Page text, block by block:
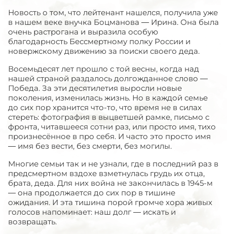
Новость о том, что лейтенант нашелся, получила уже
в нашем веке внучка Боцманова — Ирина. Она была
очень растрогана и выразила особую
благодарность Бессмертному полку России и
новержскому движению за поиски своего деда.
Восемьдесят лет прошло с той весны, когда над
нашей страной раздалось долгожданное слово —
Победа. За эти десятилетия выросли новые
поколения, изменилась жизнь. Но в каждой семье
до сих пор хранится что-то, что время не в силах
стереть: фотография в выцветшей рамке, письмо с
фронта, читавшееся сотни раз, или просто имя, тихо
произнесённое в про себя. И часто это просто имя
— имя без вести, без смерти, без могилы.
Многие семьи так и не узнали, где в последний раз в
предсмертном вздохе взметнулась грудь их отца,
брата, деда. Для них война не закончилась в 1945-м
— она продолжается до сих пор в тишине
ожидания. И эта тишина порой громче хора живых
голосов напоминает: наш долг — искать и
возвращать.